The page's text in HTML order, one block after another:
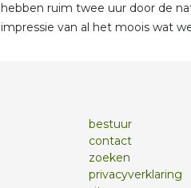
hebben ruim twee uur door de
impressie van al het moois wat
bestuur
contact
zoeken
privacyverklaring